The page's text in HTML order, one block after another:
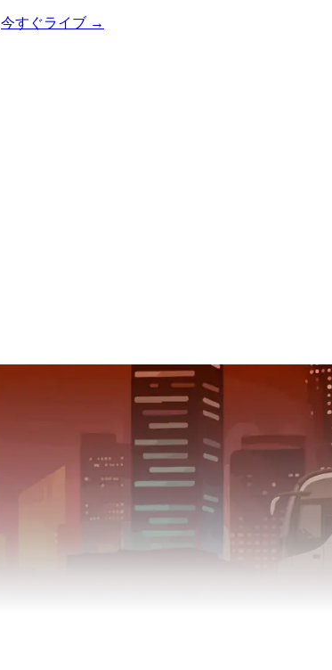
今すぐライブ →